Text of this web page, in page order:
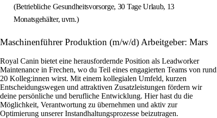
(Betriebliche Gesundheitsvorsorge, 30 Tage Urlaub, 13
Monatsgehälter, uvm.)
Maschinenführer Produktion (m/w/d) Arbeitgeber: Mars
Royal Canin bietet eine herausfordernde Position als Leadworker
Maintenance in Frechen, wo du Teil eines engagierten Teams von rund
20 Kolleg:innen wirst. Mit einem kollegialen Umfeld, kurzen
Entscheidungswegen und attraktiven Zusatzleistungen fördern wir
deine persönliche und berufliche Entwicklung. Hier hast du die
Möglichkeit, Verantwortung zu übernehmen und aktiv zur
Optimierung unserer Instandhaltungsprozesse beizutragen.